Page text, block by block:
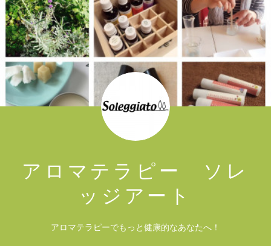
アロマテラピー ソレ
ッジアート
アロマテラピーでもっと健康的なあなたへ！